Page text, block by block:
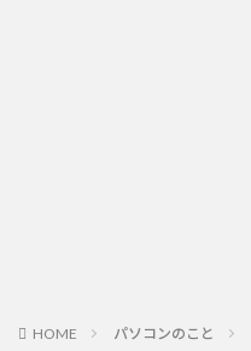
HOME パソコンのこと